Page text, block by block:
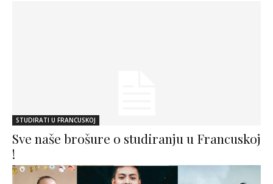
STUDIRATI U FRANCUSKOJ
Sve naše brošure o studiranju u Francuskoj
!